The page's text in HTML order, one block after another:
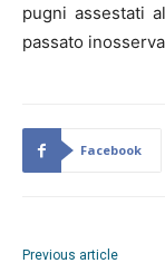
pugni assestati
passato
Facebook
Previous article